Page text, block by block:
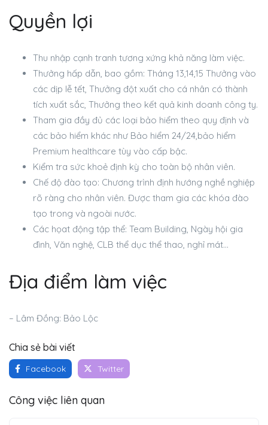
Quyền lợi
Thu nhập cạnh tranh tương xứng khả năng làm việc.
Thưởng hấp dẫn, bao gồm: Tháng 13,14,15 Thưởng vào
các dịp lễ tết, Thưởng đột xuất cho cá nhân có thành
tích xuất sắc, Thưởng theo kết quả kinh doanh công ty.
Tham gia đầy đủ các loại bảo hiểm theo quy định và
các bảo hiểm khác như Bảo hiểm 24/24,bảo hiểm
Premium healthcare tùy vào cấp bậc.
Kiểm tra sức khoẻ định kỳ cho toàn bộ nhân viên.
Chế độ đào tạo: Chương trình định hướng nghề nghiệp
rõ ràng cho nhân viên. Được tham gia các khóa đào
tạo trong và ngoài nước.
Các họat động tập thể: Team Building, Ngày hội gia
đình, Văn nghệ, CLB thể dục thể thao, nghỉ mát…
Địa điểm làm việc
– Lâm Đồng: Bảo Lộc
Chia sẻ bài viết
Facebook Twitter
Công việc liên quan